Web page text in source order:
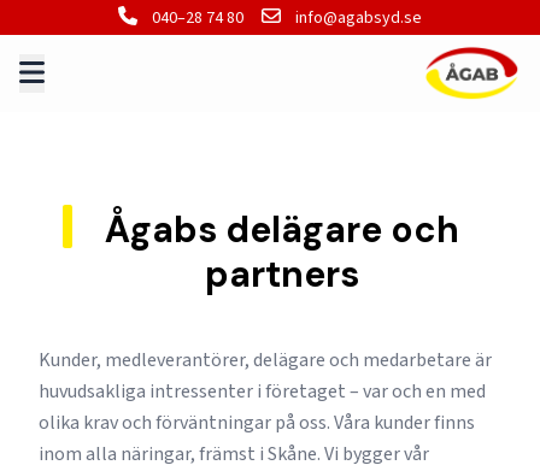
040–28 74 80 info@agabsyd.se
Ågabs delägare och
partners
Kunder, medleverantörer, delägare och medarbetare är
huvudsakliga intressenter i företaget – var och en med
olika krav och förväntningar på oss. Våra kunder finns
inom alla näringar, främst i Skåne. Vi bygger vår